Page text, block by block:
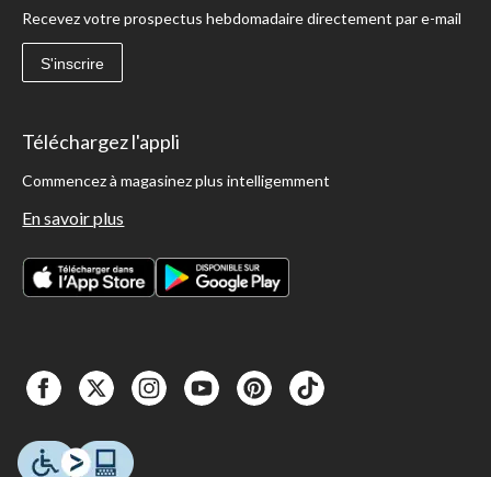
Recevez votre prospectus hebdomadaire directement par e-mail
S'inscrire
Téléchargez l'appli
Commencez à magasinez plus intelligemment
En savoir plus